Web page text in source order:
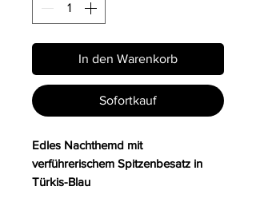
In den Warenkorb
Sofortkauf
Edles Nachthemd mit
verführerischem Spitzenbesatz in
Türkis-Blau